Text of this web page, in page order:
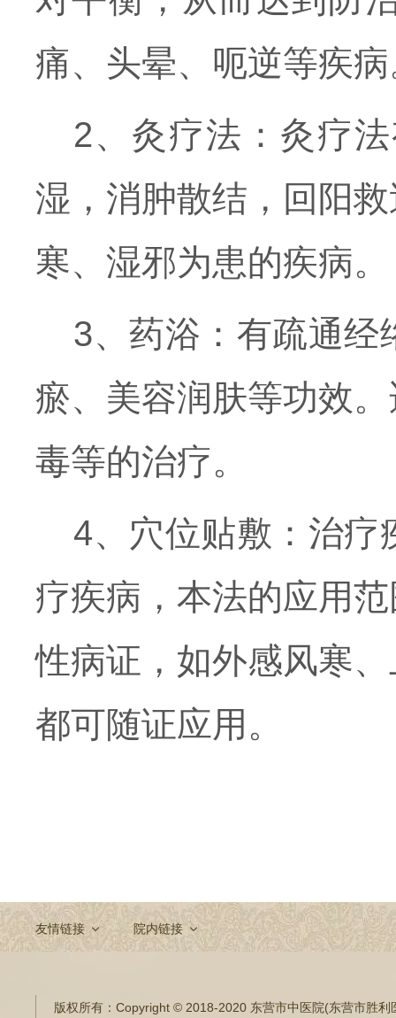
痛、头晕、呃逆等疾
2、灸疗法：灸疗
湿，消肿散结，回阳
寒、湿邪为患的疾病。
3、药浴：有疏通经
瘀、美容润肤等功效
毒等的治疗。
4、穴位贴敷：治疗
疗疾病，本法的应用
性病证，如外感风寒
都可随证应用。
友情链接 院内链接
版权所有： Copyright © 2018-2020 东营市中医院(东营市胜利